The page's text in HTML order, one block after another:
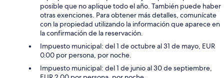
posible que no aplique todo el año. También puede haber
otras exenciones. Para obtener más detalles, comunícate
con la propiedad utilizando la información que aparece en
la confirmación de la reservación.
Impuesto municipal: del 1 de octubre al 31 de mayo, EUR
0.00 por persona, por noche.
Impuesto municipal: del 1 de junio al 30 de septiembre,